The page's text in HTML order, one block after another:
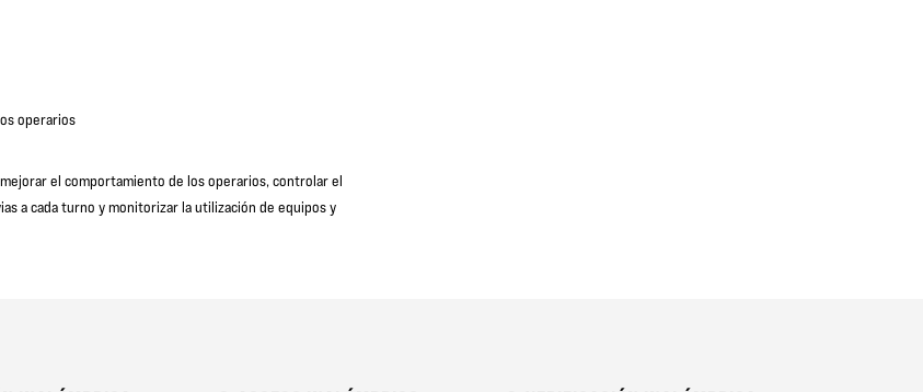
operarios
el comportamiento de los operarios, controlar el
a cada turno y monitorizar la utilización de equipos y